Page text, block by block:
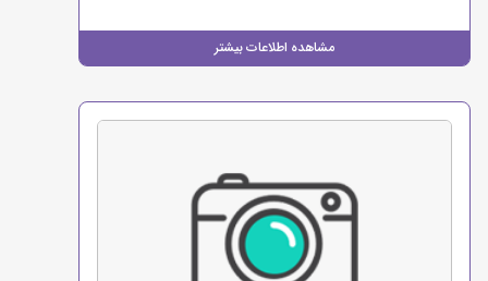
مشاهده اطلاعات بیشتر